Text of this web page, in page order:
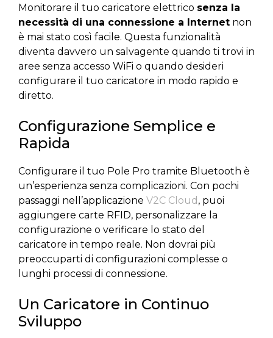
Monitorare il tuo caricatore elettrico senza la
necessità di una connessione a Internet non
è mai stato così facile. Questa funzionalità
diventa davvero un salvagente quando ti trovi in
aree senza accesso WiFi o quando desideri
configurare il tuo caricatore in modo rapido e
diretto.
Configurazione Semplice e
Rapida
Configurare il tuo Pole Pro tramite Bluetooth è
un’esperienza senza complicazioni. Con pochi
passaggi nell’applicazione V2C Cloud , puoi
aggiungere carte RFID, personalizzare la
configurazione o verificare lo stato del
caricatore in tempo reale. Non dovrai più
preoccuparti di configurazioni complesse o
lunghi processi di connessione.
Un Caricatore in Continuo
Sviluppo